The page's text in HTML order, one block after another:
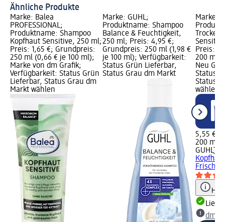
Ähnliche Produkte
Marke: Balea
PROFESSIONAL;
Produktname: Shampoo
Kopfhaut Sensitive, 250 ml;
Preis: 1,65 €; Grundpreis:
250 ml (0,66 € je 100 ml);
Marke von dm Grafik;
Verfügbarkeit: Status Grün
Lieferbar, Status Grau dm
Markt wählen
Marke: GUHL;
Produktname: Shampoo
Balance & Feuchtigkeit,
250 ml; Preis: 4,95 €;
Grundpreis: 250 ml (1,98 €
je 100 ml); Verfügbarkeit:
Status Grün Lieferbar,
Status Grau dm Markt
Marke:
Sensitiv
Preis:
200 ml
Neu
Status
Status
wählen
5,55 €
200 ml
GUHL
Frische,
dm